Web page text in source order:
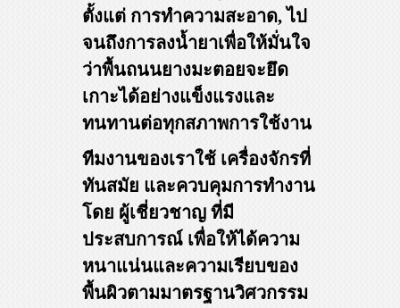
ตั้งแต่ การทำความสะอาด, ไป
จนถึงการลงน้ำยาเพื่อให้มั่นใจ
ว่าพื้นถนนยางมะตอยจะยึด
เกาะได้อย่างแข็งแรงและ
ทนทานต่อทุกสภาพการใช้งาน
ทีมงานของเราใช้ เครื่องจักรที่
ทันสมัย และควบคุมการทำงาน
โดย ผู้เชี่ยวชาญที่มี
ประสบการณ์ เพื่อให้ได้ความ
หนาแน่นและความเรียบของ
พื้นผิวตามมาตรฐานวิศวกรรม